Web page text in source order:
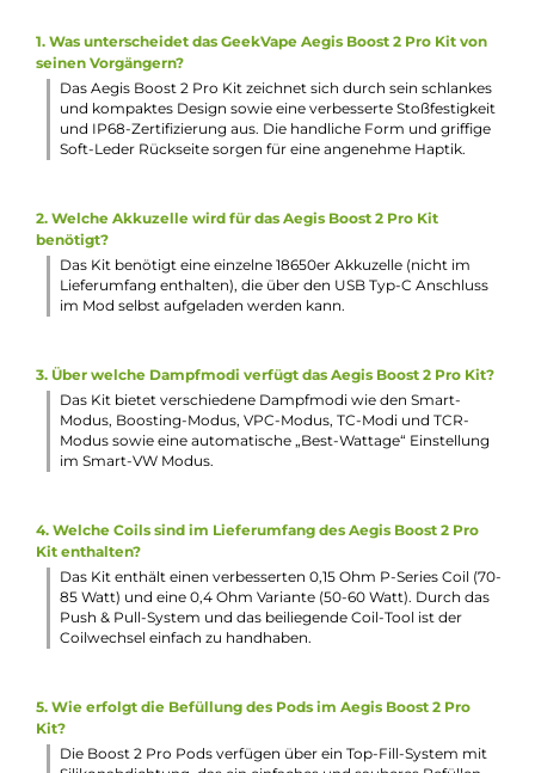
Individuelle Helligkeitsregulierung
Verbessertes User Interface für noch komfortablere
Bedienung
Bedienung über Feuertaster und “+/-“ Tastenwippe
Seitlicher A-Lock Switch zum einfachen und schnellen
Sperren/Entsperren aller Tasten
Transparente und abgedunkelte Aegis Boost Pro 2 Pods
4.5 ml Füllvolumen
Praktisches Top-Fill mit Silikonabdichtung
Ergonomisches Drip Tip für DL und RDL
Sichere Pod-Arretierung am Mod
Kompatibel zu den Geekvape P-Series Mesh Coils: 0.15
(70-85 W), 0.2 Ohm (60-70 W), 0.4 Ohm (50-60 W), 0.5
(40-50 W)
Verbesserter 0.15 Ohm P-Series Coil mit einer 50%
Lebensdauer (bis zu 60 ml Liquid) sowie 0.4 Ohm P-Series
Pod für DL und RDL
Lieferumfang
1 x GeekVape Aegis Boost 2 Pro Mod Akkuträger (B100)
1 x GeekVape P-Series XM Coil Verdampferkopf 0.15 Ohm
(vorinstalliert)
1 x GeekVape P-Series Coil Verdampferkopf 0.4 Ohm